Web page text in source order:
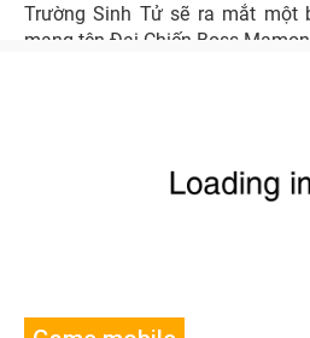
Trường Sinh Tử sẽ ra mắt một
mang tên Đại Chiến Boss Mamon.